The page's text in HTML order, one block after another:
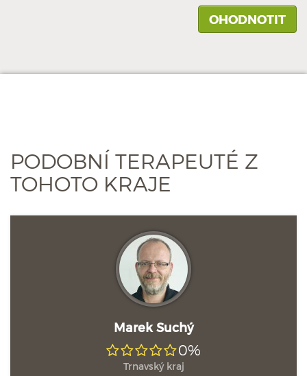
PODOBNÍ TERAPEUTÉ Z
TOHOTO KRAJE
Marek Suchý
0%
Trnavský kraj